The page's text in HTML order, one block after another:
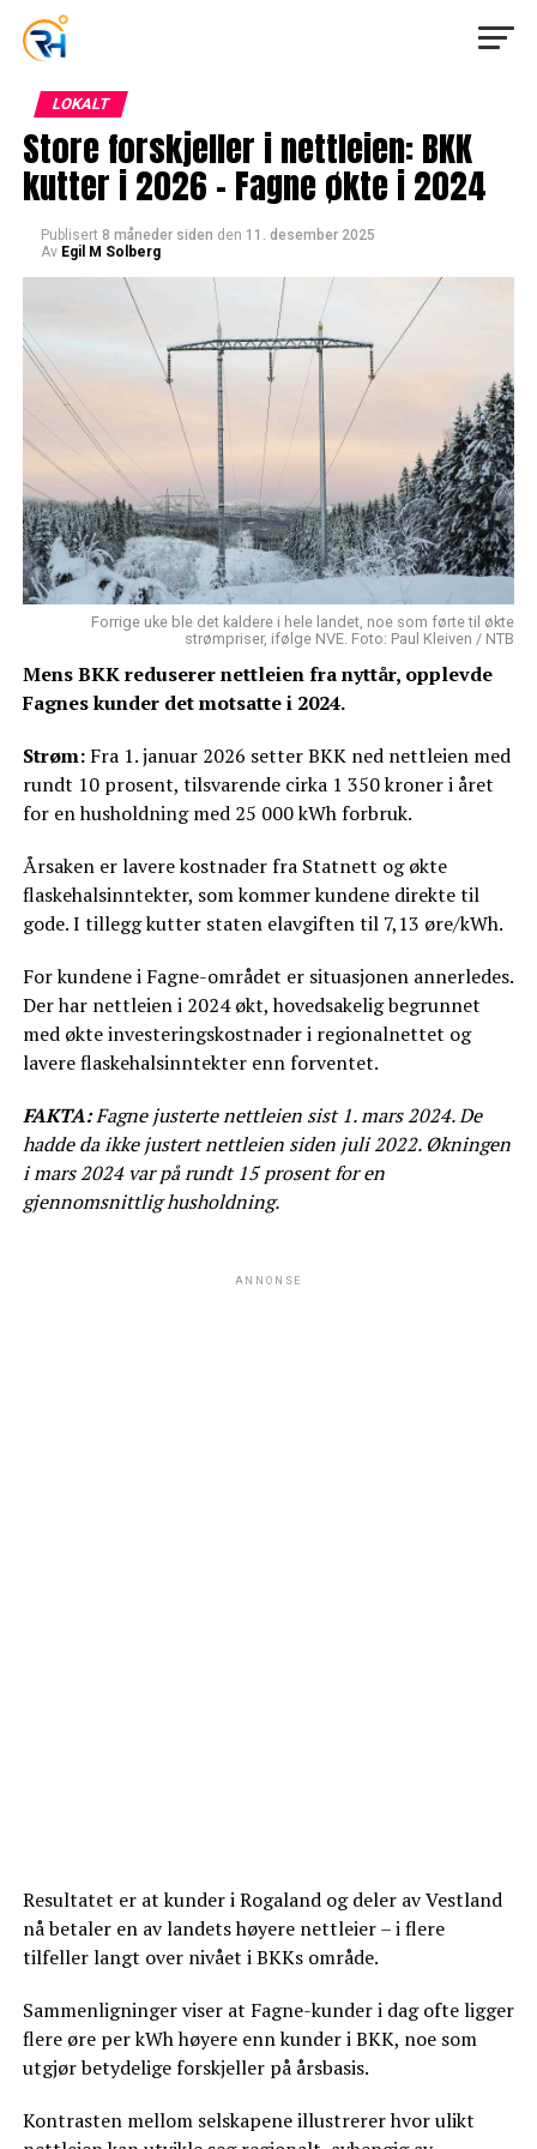
LOKALT
Store forskjeller i nettleien: BKK
kutter i 2026 – Fagne økte i 2024
Publisert 8 måneder siden den 11. desember 2025
Av Egil M Solberg
Forrige uke ble det kaldere i hele landet, noe som førte til økte
strømpriser, ifølge NVE. Foto: Paul Kleiven / NTB
Mens BKK reduserer nettleien fra nyttår, opplevde
Fagnes kunder det motsatte i 2024.
Strøm:Fra 1. januar 2026 setter BKK ned nettleien med
rundt 10 prosent, tilsvarende cirka 1 350 kroner i året
for en husholdning med 25 000 kWh forbruk.
Årsaken er lavere kostnader fra Statnett og økte
flaskehalsinntekter, som kommer kundene direkte til
gode. I tillegg kutter staten elavgiften til 7,13 øre/kWh.
For kundene i Fagne-området er situasjonen annerledes.
Der har nettleien i 2024 økt, hovedsakelig begrunnet
med økte investeringskostnader i regionalnettet og
lavere flaskehalsinntekter enn forventet.
FAKTA:Fagne justerte nettleien sist 1. mars 2024. De
hadde da ikke justert nettleien siden juli 2022. Økningen
i mars 2024 var på rundt 15 prosent for en
gjennomsnittlig husholdning.
ANNONSE
Resultatet er at kunder i Rogaland og deler av Vestland
nå betaler en av landets høyere nettleier – i flere
tilfeller langt over nivået i BKKs område.
Sammenligninger viser at Fagne-kunder i dag ofte ligger
flere øre per kWh høyere enn kunder i BKK, noe som
utgjør betydelige forskjeller på årsbasis.
Kontrasten mellom selskapene illustrerer hvor ulikt